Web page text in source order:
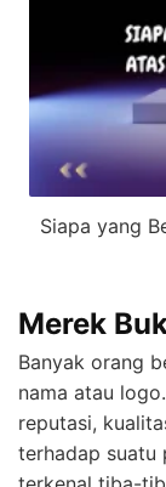
Siapa yang
Merek
Banyak orang
nama atau
reputasi,
terhadap suatu